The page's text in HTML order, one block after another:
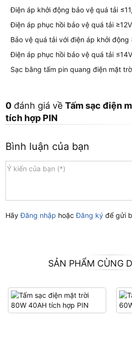
Điện áp khởi động bảo vệ quá tải
Điện áp phục hồi bảo vệ quá tải ≥12V
Bảo vệ quá tải với điện áp khởi động
Điện áp phục hồi bảo vệ quá tải ≤14V
Sạc bằng tấm pin quang điện mặt
0 đánh giá vềTấm sạc điện
tích hợp PIN
Bình luận của bạn
HãyĐăng nhập hoặcĐăng ký để gửi
SẢN PHẨM CÙNG